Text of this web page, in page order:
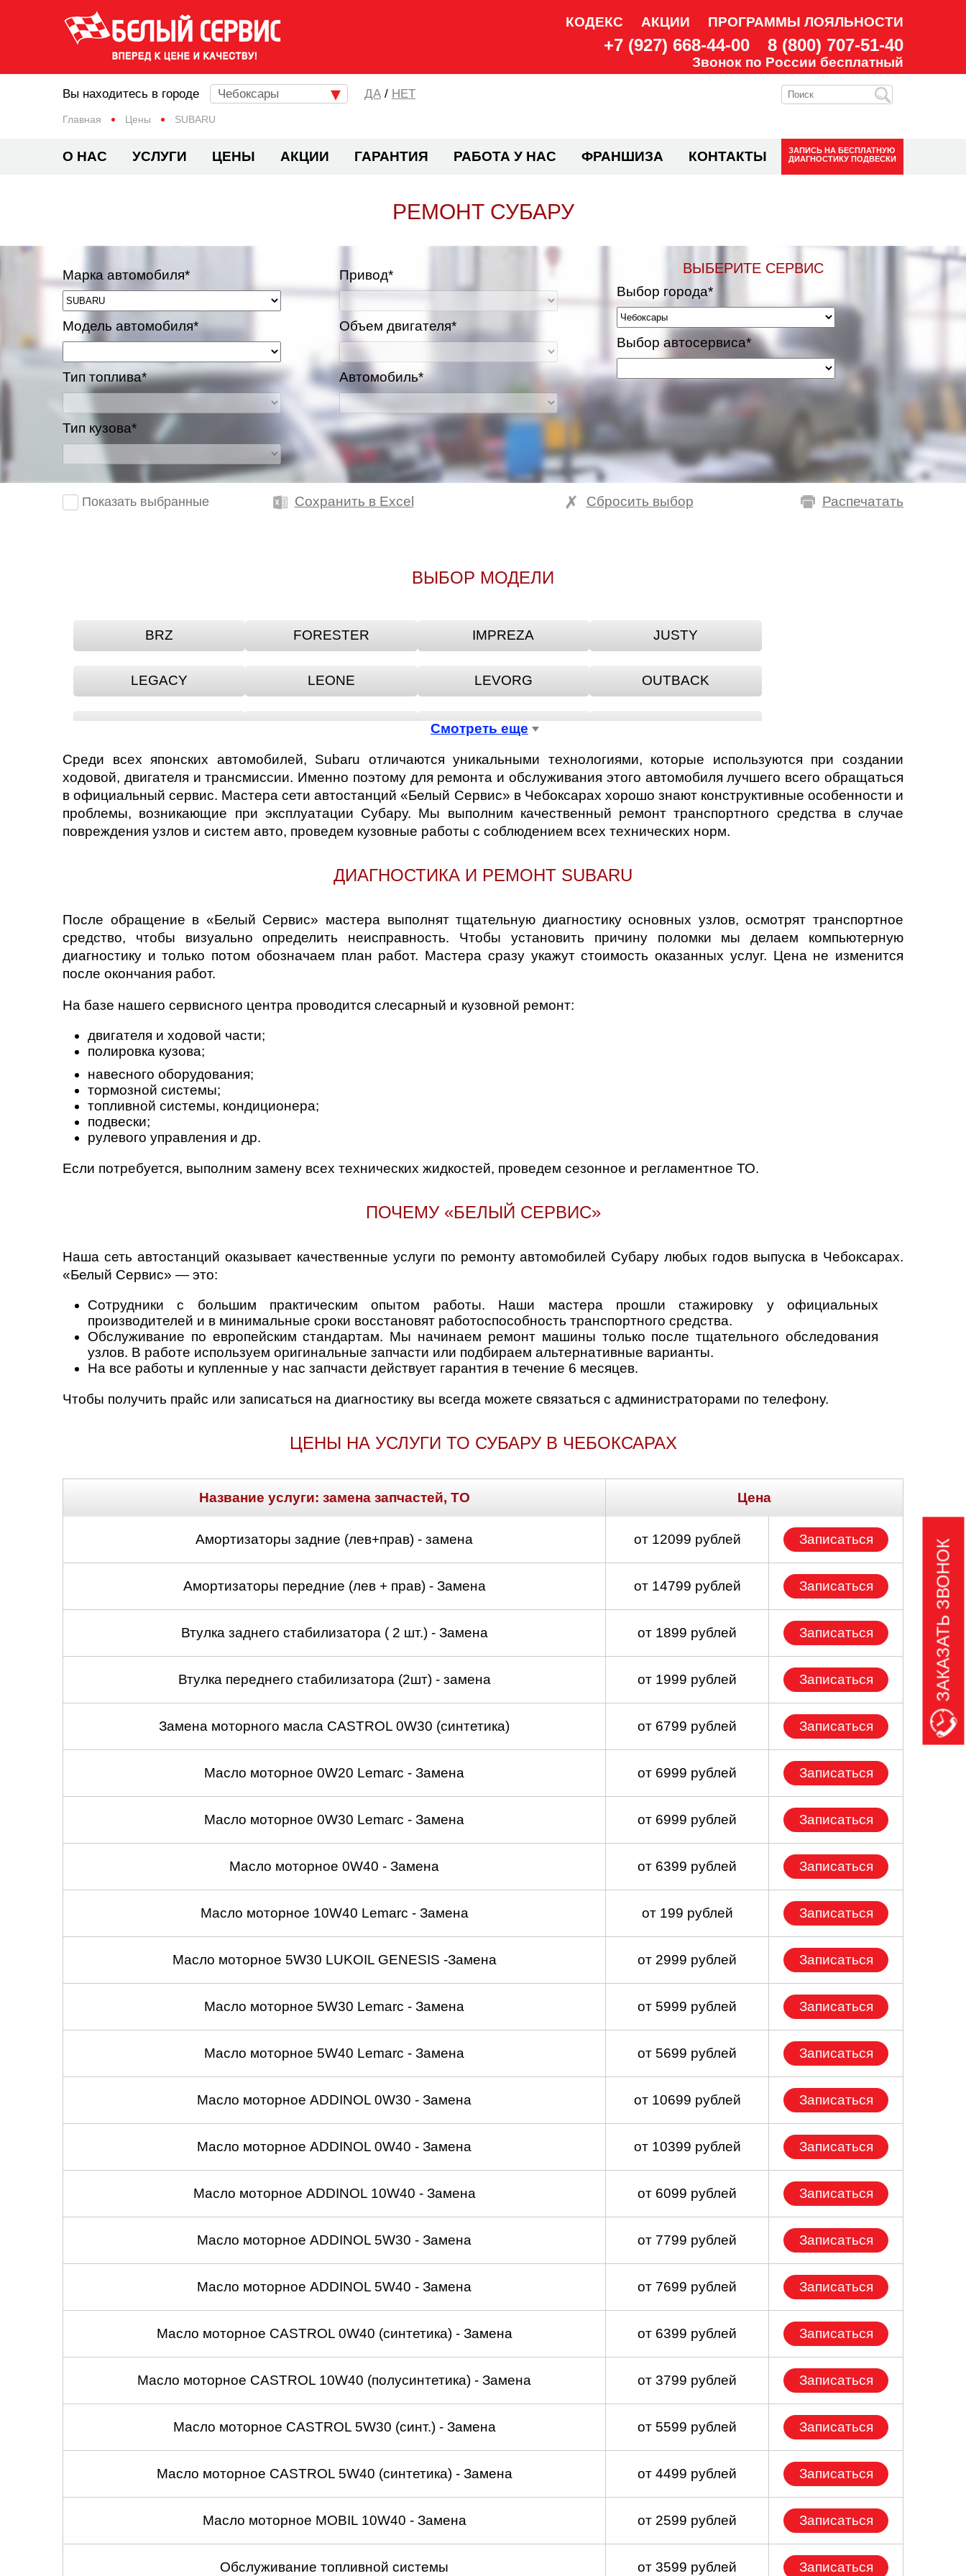
КОДЕКС АКЦИИ ПРОГРАММЫ ЛОЯЛЬНОСТИ
+7 (927) 668-44-00 8 (800) 707-51-40
Звонок по России бесплатный
Главная Цены SUBARU
Вы находитесь в городе Чебоксары / НЕТ
О НАС УСЛУГИ ЦЕНЫ АКЦИИ ГАРАНТИЯ РАБОТА У НАС ФРАНШИЗА КОНТАКТЫ ЗАПИСЬ НА БЕСПЛАТНУЮ
ДИАГНОСТИКУ ПОДВЕСКИ
РЕМОНТ СУБАРУ
Марка автомобиля*
Модель автомобиля*
Тип топлива*
Тип кузова*
Привод*
Объем двигателя*
Автомобиль*
ВЫБЕРИТЕ СЕРВИС
Выбор города*
Выбор автосервиса*
Показать выбранные Сохранить в Excel Распечатать
Сбросить выбор
ВЫБОР МОДЕЛИ
BRZ FORESTER IMPREZA JUSTY
LEGACY LEONE LEVORG OUTBACK
REX SVX TREZIA TRIBECA
VIVIO XV
Смотреть еще
Среди всех японских автомобилей, Subaru отличаются уникальными технологиями, которые используются при создании
ходовой, двигателя и трансмиссии. Именно поэтому для ремонта и обслуживания этого автомобиля лучшего всего обращаться
в официальный сервис. Мастера сети автостанций «Белый Сервис» в Чебоксарах хорошо знают конструктивные особенности и
проблемы, возникающие при эксплуатации Субару. Мы выполним качественный ремонт транспортного средства в случае
повреждения узлов и систем авто, проведем кузовные работы с соблюдением всех технических норм.
ДИАГНОСТИКА И РЕМОНТ SUBARU
После обращение в «Белый Сервис» мастера выполнят тщательную диагностику основных узлов, осмотрят транспортное
средство, чтобы визуально определить неисправность. Чтобы установить причину поломки мы делаем компьютерную
диагностику и только потом обозначаем план работ. Мастера сразу укажут стоимость оказанных услуг. Цена не изменится
после окончания работ.
На базе нашего сервисного центра проводится слесарный и кузовной ремонт:
двигателя и ходовой части;
полировка кузова;
навесного оборудования;
тормозной системы;
топливной системы, кондиционера;
подвески;
рулевого управления и др.
Если потребуется, выполним замену всех технических жидкостей, проведем сезонное и регламентное ТО.
ПОЧЕМУ «БЕЛЫЙ СЕРВИС»
Наша сеть автостанций оказывает качественные услуги по ремонту автомобилей Субару любых годов выпуска в Чебоксарах.
«Белый Сервис» — это:
Сотрудники с большим практическим опытом работы. Наши мастера прошли стажировку у официальных
производителей и в минимальные сроки восстановят работоспособность транспортного средства.
Обслуживание по европейским стандартам. Мы начинаем ремонт машины только после тщательного обследования
узлов. В работе используем оригинальные запчасти или подбираем альтернативные варианты.
На все работы и купленные у нас запчасти действует гарантия в течение 6 месяцев.
Чтобы получить прайс или записаться на диагностику вы всегда можете связаться с администраторами по телефону.
ЦЕНЫ НА УСЛУГИ ТО СУБАРУ В ЧЕБОКСАРАХ
Название услуги: замена запчастей, ТО Цена
Амортизаторы задние (лев+прав) - замена от 12099 рублей Записаться
Амортизаторы передние (лев + прав) - Замена от 14799 рублей Записаться
Втулка заднего стабилизатора ( 2 шт.) - Замена от 1899 рублей Записаться
Втулка переднего стабилизатора (2шт) - замена от 1999 рублей Записаться
Замена моторного масла CASTROL 0W30 (синтетика) от 6799 рублей Записаться
Масло моторное 0W20 Lemarc - Замена от 6999 рублей Записаться
Масло моторное 0W30 Lemarc - Замена от 6999 рублей Записаться
Масло моторное 0W40 - Замена от 6399 рублей Записаться
Масло моторное 10W40 Lemarc - Замена от 199 рублей Записаться
Масло моторное 5W30 LUKOIL GENESIS -Замена от 2999 рублей Записаться
Масло моторное 5W30 Lemarc - Замена от 5999 рублей Записаться
Масло моторное 5W40 Lemarc - Замена от 5699 рублей Записаться
Масло моторное ADDINOL 0W30 - Замена от 10699 рублей Записаться
Масло моторное ADDINOL 0W40 - Замена от 10399 рублей Записаться
Масло моторное ADDINOL 10W40 - Замена от 6099 рублей Записаться
Масло моторное ADDINOL 5W30 - Замена от 7799 рублей Записаться
Масло моторное ADDINOL 5W40 - Замена от 7699 рублей Записаться
Масло моторное CASTROL 0W40 (синтетика) - Замена от 6399 рублей Записаться
Масло моторное CASTROL 10W40 (полусинтетика) - Замена от 3799 рублей Записаться
Масло моторное CASTROL 5W30 (синт.) - Замена от 5599 рублей Записаться
Масло моторное CASTROL 5W40 (синтетика) - Замена от 4499 рублей Записаться
Масло моторное MOBIL 10W40 - Замена от 2599 рублей Записаться
Обслуживание топливной системы от 3599 рублей Записаться
ЗАКАЗАТЬ ЗВОНОК